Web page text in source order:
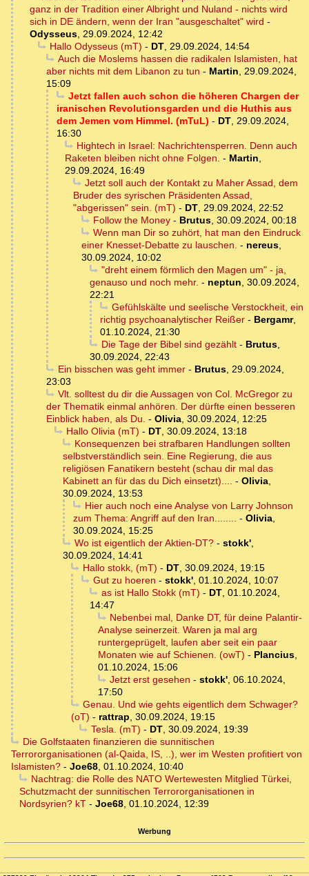
ganz in der Tradition einer Albright und Nuland - nichts wird
sich in DE ändern, wenn der Iran "ausgeschaltet" wird -
Odysseus, 29.09.2024, 12:42
Hallo Odysseus (mT) - DT, 29.09.2024, 14:54
Auch die Moslems hassen die radikalen Islamisten, hat
aber nichts mit dem Libanon zu tun - Martin, 29.09.2024,
15:09
Jetzt fallen auch schon die höheren Chargen der
iranischen Revolutionsgarden und die Huthis aus
dem Jemen vom Himmel. (mTuL) - DT, 29.09.2024,
16:30
Hightech in Israel: Nachrichtensperren. Denn auch
Raketen bleiben nicht ohne Folgen. - Martin,
29.09.2024, 16:49
Jetzt soll auch der Kontakt zu Maher Assad, dem
Bruder des syrischen Präsidenten Assad,
"abgerissen" sein. (mT) - DT, 29.09.2024, 22:52
Follow the Money- Brutus, 30.09.2024, 00:18
Wenn man Dir so zuhört, hat man den Eindruck
einer Knesset-Debatte zu lauschen. - nereus,
30.09.2024, 10:02
"dreht einem förmlich den Magen um" - ja,
genauso und noch mehr. - neptun, 30.09.2024,
22:21
Gefühlskälte und seelische Verstockheit, ein
richtig psychoanalytischer Reißer - Bergamr,
01.10.2024, 21:30
Die Tage der Bibel sind gezählt- Brutus,
30.09.2024, 22:43
Ein bisschen was geht immer- Brutus, 29.09.2024,
23:03
Vlt. solltest du dir die Aussagen von Col. McGregor zu
der Thematik einmal anhören. Der dürfte einen besseren
Einblick haben, als Du. - Olivia, 30.09.2024, 12:25
Hallo Olivia (mT) - DT, 30.09.2024, 13:18
Konsequenzen bei strafbaren Handlungen sollten
selbstverständlich sein. Eine Regierung, die aus
religiösen Fanatikern besteht (schau dir mal das
Kabinett an für das du Dich einsetzt).... - Olivia,
30.09.2024, 13:53
Hier auch noch eine Analyse von Larry Johnson
zum Thema: Angriff auf den Iran........ - Olivia,
30.09.2024, 15:25
Wo ist eigentlich der Aktien-DT?- stokk',
30.09.2024, 14:41
Hallo stokk, (mT) - DT, 30.09.2024, 19:15
Gut zu hoeren - stokk', 01.10.2024, 10:07
as ist Hallo Stokk (mT) - DT, 01.10.2024,
14:47
Nebenbei mal, Danke DT, für deine Palantir-
Analyse seinerzeit. Waren ja mal arg
runtergeprügelt, laufen aber seit ein paar
Monaten wie auf Schienen. (owT) - Plancius,
01.10.2024, 15:06
Jetzt erst gesehen - stokk', 06.10.2024,
17:50
Genau. Und wie gehts eigentlich dem Schwager?
(oT) - rattrap, 30.09.2024, 19:15
Tesla. (mT) - DT, 30.09.2024, 19:39
Die Golfstaaten finanzieren die sunnitischen
Terrororganisationen (al-Qaida, IS, ..), wer im Westen profitiert von
Islamisten? - Joe68, 01.10.2024, 10:40
Nachtrag: die Rolle des NATO Wertewesten Mitglied Türkei,
Schutzmacht der sunnitischen Terrororganisationen in
Nordsyrien? kT - Joe68, 01.10.2024, 12:39
Werbung